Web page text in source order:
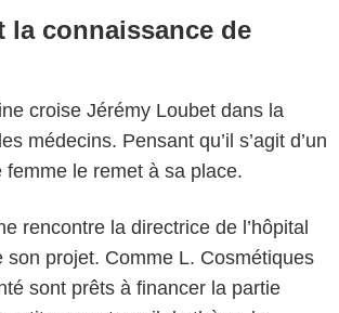
la connaissance de
croise Jérémy Loubet dans la
médecins. Pensant qu’il s’agit d’un
femme le remet à sa place.
rencontre la directrice de l’hôpital
son projet. Comme L. Cosmétiques
sont prêts à financer la partie